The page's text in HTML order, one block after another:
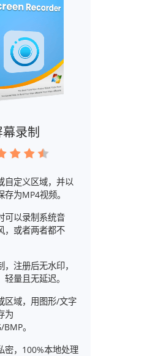
录制
自定义区域，并以
为MP4视频。
可以录制系统音
，或者两者都不
，注册后无水印，
量且无延迟。
区域，用图形/文字
为
。
密，100%本地处理